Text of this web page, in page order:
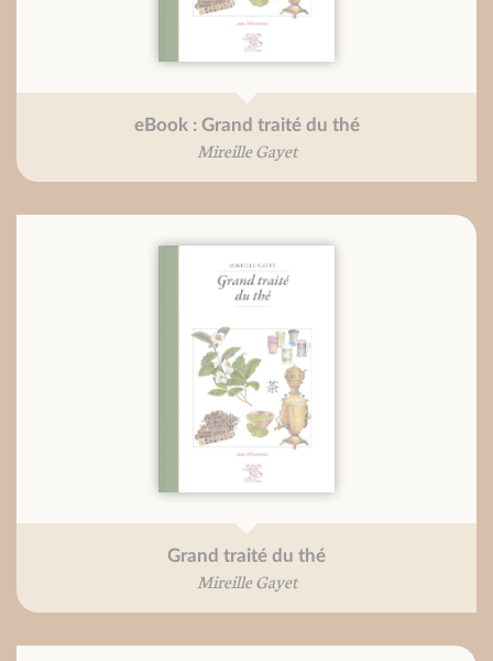
eBook : Grand traité du thé
Mireille Gayet
Grand traité du thé
Mireille Gayet